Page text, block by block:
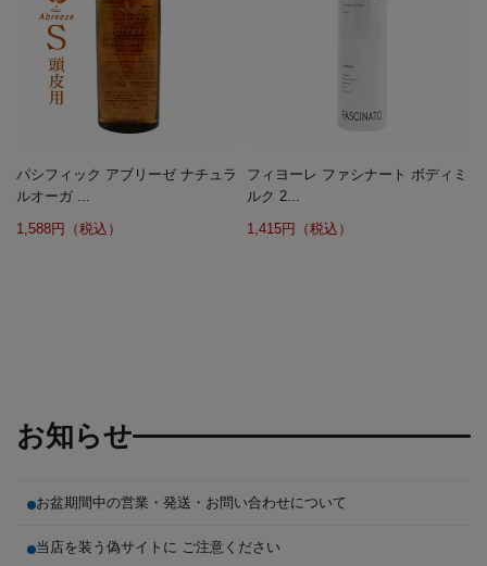
パシフィック アブリーゼ ナチュラ
ルオーガ ...
1,588円（税込）
フィヨーレ ファシナート ボディミ
ルク 2...
1,415円（税込）
お知らせ
お盆期間中の営業・発送・お問い合わせについて
当店を装う偽サイトに ご注意ください